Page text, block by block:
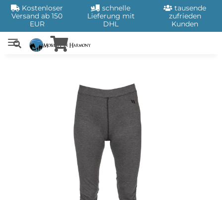
Kostenloser
Versand ab 150
EUR
schnelle
Lieferung mit
DHL
tausende
zufrieden
Kunden